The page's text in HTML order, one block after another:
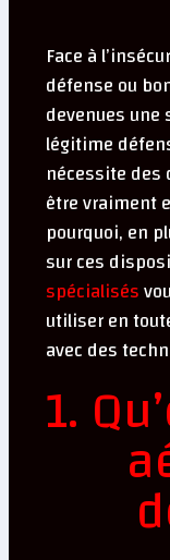
Face à
défense ou
devenues
légitime
nécessite
être vraiment
pourquoi, en
sur ces
spécialisés
utiliser en
avec des
1.